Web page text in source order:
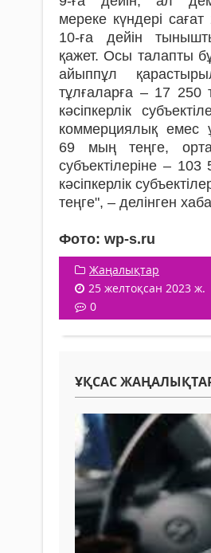
мереке күндері
10-ға дейін
қажет. Осы талапты
айыппұл
тұлғаларға – 17 250
кәсіпкерлік
коммерциялық емес
69 мың теңге, орта
субъектілеріне – 103
кәсіпкерлік
теңге", – делінген
Фото: wp-s.ru
Жаңалықтар
25 желтоқсан 2023 ж.
0
ҰҚСАС